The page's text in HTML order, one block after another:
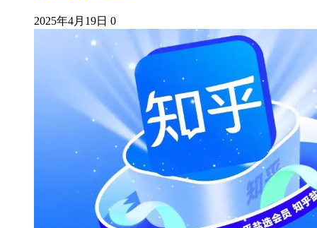
2025年4月19日 0